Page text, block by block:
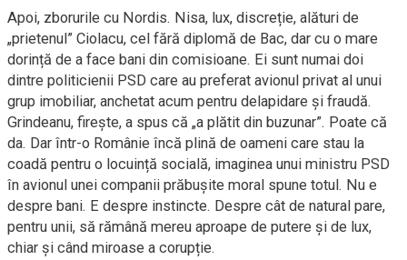
Apoi, zborurile cu Nordis. Nisa, lux, discreție, alături de
„prietenul” Ciolacu, cel fără diplomă de Bac, dar cu o mare
dorință de a face bani din comisioane. Ei sunt numai doi
dintre politicienii PSD care au preferat avionul privat al unui
grup imobiliar, anchetat acum pentru delapidare și fraudă.
Grindeanu, firește, a spus că „a plătit din buzunar”. Poate că
da. Dar într-o Românie încă plină de oameni care stau la
coadă pentru o locuință socială, imaginea unui ministru PSD
în avionul unei companii prăbușite moral spune totul. Nu e
despre bani. E despre instincte. Despre cât de natural pare,
pentru unii, să rămână mereu aproape de putere și de lux,
chiar și când miroase a corupție.